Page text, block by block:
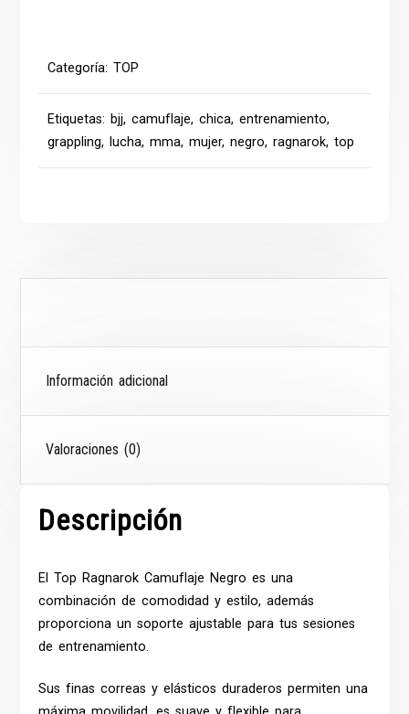
Categoría:TOP
Etiquetas: bjj,camuflaje,chica,entrenamiento,
grappling, lucha,mma,mujer,negro,ragnarok,top
Información adicional
Valoraciones (0)
Descripción
ElTop Ragnarok Camuflaje Negro es una
combinación de comodidad y estilo, además
proporciona un soporte ajustable para tus sesiones
de entrenamiento.
Sus finas correas y elásticos duraderos permiten una